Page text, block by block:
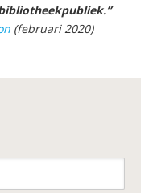
(februari 2020)